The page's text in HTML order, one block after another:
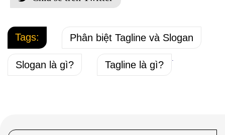
Tags: Phân biệt Tagline và Slogan
Slogan là gì? Tagline là gì?